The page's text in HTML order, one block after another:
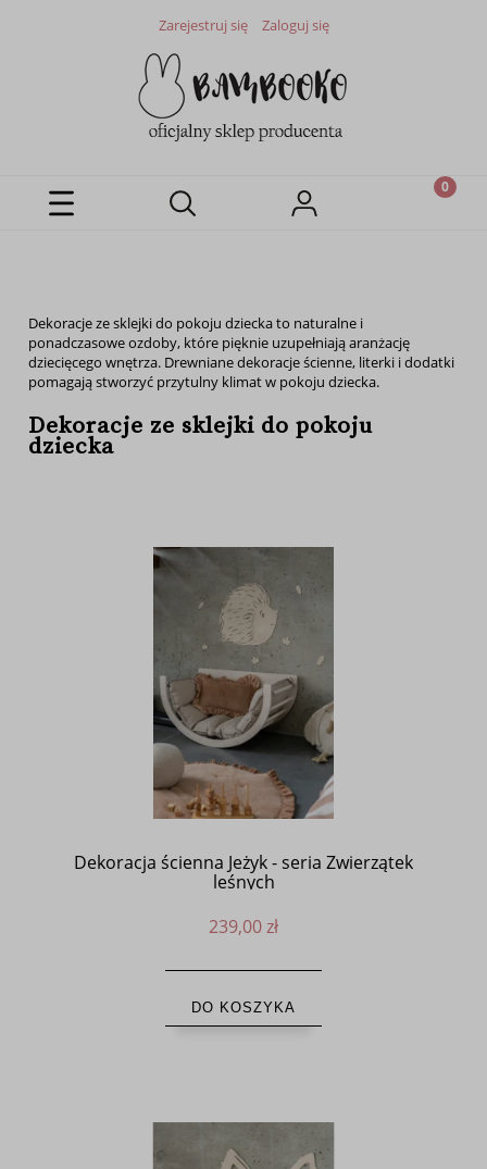
Zarejestruj się Zaloguj się
Dekoracje ze sklejki do pokoju dziecka to naturalne i
ponadczasowe ozdoby, które pięknie uzupełniają aranżację
dziecięcego wnętrza. Drewniane dekoracje ścienne, literki i dodatki
pomagają stworzyć przytulny klimat w pokoju dziecka.
Dekoracje ze sklejki do pokoju
dziecka
Dekoracja ścienna Jeżyk - seria Zwierzątek
leśnych
239,00 zł
DO KOSZYKA